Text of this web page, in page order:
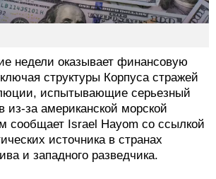
недели оказывает финансовую
структуры Корпуса стражей
испытывающие серьезный
из-за американской морской
сообщает Israel Hayom со ссылкой
источника в странах
и западного разведчика.